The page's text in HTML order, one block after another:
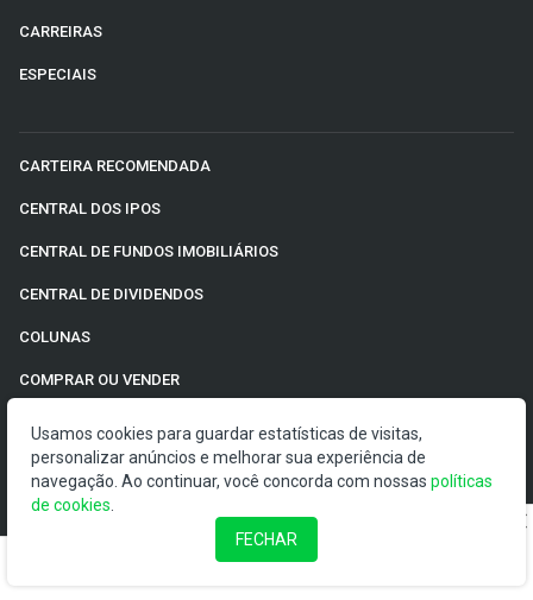
CARREIRAS
ESPECIAIS
CARTEIRA RECOMENDADA
CENTRAL DOS IPOS
CENTRAL DE FUNDOS IMOBILIÁRIOS
CENTRAL DE DIVIDENDOS
COLUNAS
COMPRAR OU VENDER
CONTEÚDO DE MARCA
PLANTÃO DE NOTÍCIAS DA B3
NEWSLETTERS
Usamos cookies para guardar estatísticas de visitas,
personalizar anúncios e melhorar sua experiência de
navegação. Ao continuar, você concorda com nossas políticas
de cookies
FECHAR